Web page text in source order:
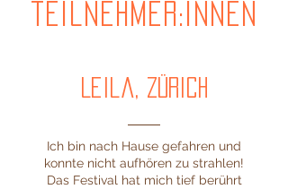
teilnehmer:innen
Leila, Zürich
Ich bin nach Hause gefahren und
konnte nicht aufhören zu strahlen!
Das Festival hat mich tief berührt